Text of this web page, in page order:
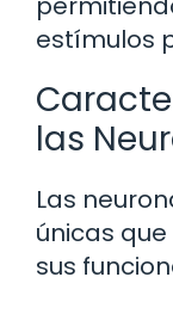
estímulos
las
Las
únicas
sus